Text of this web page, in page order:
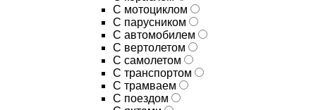
С мотоциклом
С парусником
С автомобилем
С вертолетом
С самолетом
С транспортом
С трамваем
С поездом